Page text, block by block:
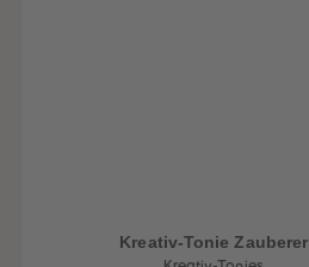
Kreativ-Tonie Zauberer